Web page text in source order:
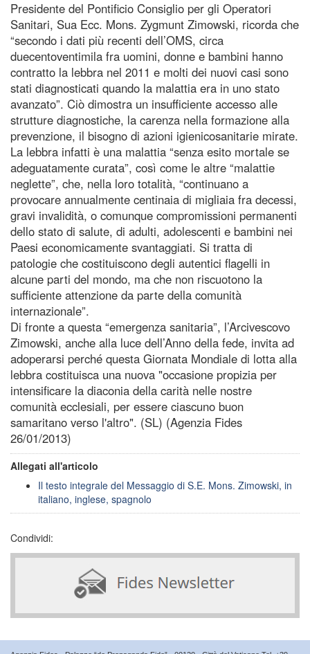
Presidente del Pontificio Consiglio per gli Operatori
Sanitari, Sua Ecc. Mons. Zygmunt Zimowski, ricorda che
“secondo i dati più recenti dell’OMS, circa
duecentoventimila fra uomini, donne e bambini hanno
contratto la lebbra nel 2011 e molti dei nuovi casi sono
stati diagnosticati quando la malattia era in uno stato
avanzato”. Ciò dimostra un insufficiente accesso alle
strutture diagnostiche, la carenza nella formazione alla
prevenzione, il bisogno di azioni igienicosanitarie mirate.
La lebbra infatti è una malattia “senza esito mortale se
adeguatamente curata”, così come le altre “malattie
neglette”, che, nella loro totalità, “continuano a
provocare annualmente centinaia di migliaia fra decessi,
gravi invalidità, o comunque compromissioni permanenti
dello stato di salute, di adulti, adolescenti e bambini nei
Paesi economicamente svantaggiati. Si tratta di
patologie che costituiscono degli autentici flagelli in
alcune parti del mondo, ma che non riscuotono la
sufficiente attenzione da parte della comunità
internazionale”.
Di fronte a questa “emergenza sanitaria”, l’Arcivescovo
Zimowski, anche alla luce dell’Anno della fede, invita ad
adoperarsi perché questa Giornata Mondiale di lotta alla
lebbra costituisca una nuova "occasione propizia per
intensificare la diaconia della carità nelle nostre
comunità ecclesiali, per essere ciascuno buon
samaritano verso l'altro". (SL) (Agenzia Fides
26/01/2013)
Allegati all'articolo
Il testo integrale del Messaggio di S.E. Mons. Zimowski, in
italiano, inglese, spagnolo
Condividi: